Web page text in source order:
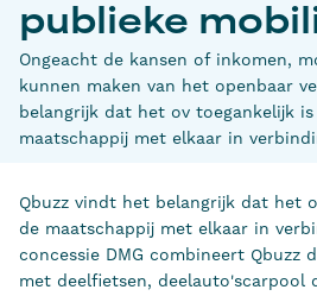
publieke
Ongeacht de kansen of inkomen,
kunnen maken van het openbaar
belangrijk dat het ov toegankelijk
maatschappij met elkaar in
Qbuzz vindt het belangrijk dat het
de maatschappij met elkaar in
concessie DMG combineert Qbuzz
met deelfietsen, deelauto'scarpool